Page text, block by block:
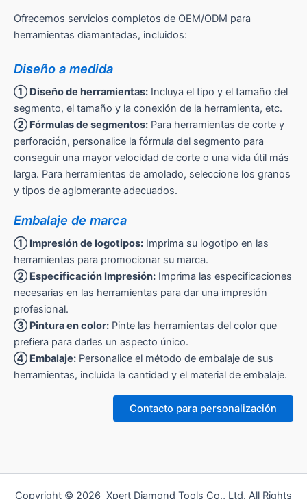
Ofrecemos servicios completos de OEM/ODM para
herramientas diamantadas, incluidos:
Diseño a medida
① Diseño de herramientas: Incluya el tipo y el tamaño del
segmento, el tamaño y la conexión de la herramienta, etc.
② Fórmulas de segmentos: Para herramientas de corte y
perforación, personalice la fórmula del segmento para
conseguir una mayor velocidad de corte o una vida útil más
larga. Para herramientas de amolado, seleccione los granos
y tipos de aglomerante adecuados.
Embalaje de marca
① Impresión de logotipos: Imprima su logotipo en las
herramientas para promocionar su marca.
② Especificación Impresión: Imprima las especificaciones
necesarias en las herramientas para dar una impresión
profesional.
③ Pintura en color: Pinte las herramientas del color que
prefiera para darles un aspecto único.
④ Embalaje: Personalice el método de embalaje de sus
herramientas, incluida la cantidad y el material de embalaje.
Contacto para personalización
Copyright © 2026 Xpert Diamond Tools Co., Ltd. All Rights